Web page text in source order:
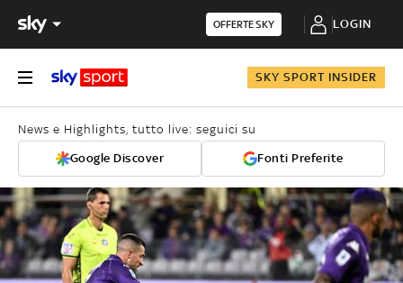
OFFERTE SKY LOGIN
SKY SPORT INSIDER
News e Highlights, tutto live: seguici su
Google Discover Fonti Preferite